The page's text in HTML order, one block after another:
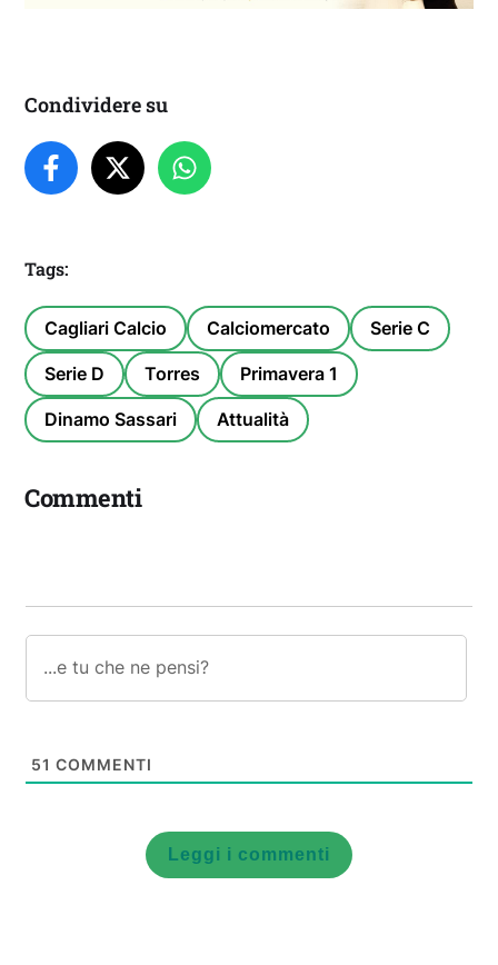
Condividere su
Tags:
Cagliari Calcio Calciomercato Serie C
Serie D Torres Primavera 1
Dinamo Sassari Attualità
Commenti
51 COMMENTI
Leggi i commenti